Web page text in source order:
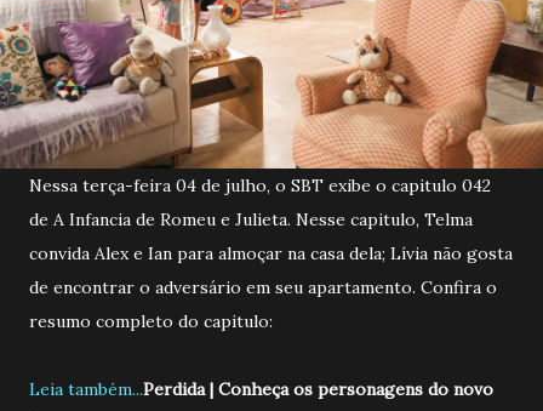
Nessa terça-feira 04 de julho, o SBT exibe o capitulo 042
de A Infancia de Romeu e Julieta. Nesse capitulo, Telma
convida Alex e Ian para almoçar na casa dela; Lívia não gosta
de encontrar o adversário em seu apartamento. Confira o
resumo completo do capitulo:
Leia também...Perdida | Conheça os personagens do novo